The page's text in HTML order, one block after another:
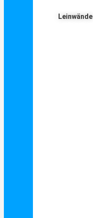
Leinwände